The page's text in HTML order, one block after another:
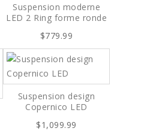
Suspension moderne
LED 2 Ring forme ronde
$779.99
Suspension design
Copernico LED
$1,099.99